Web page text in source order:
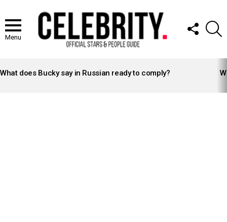
Menu
FOLLOW
US
STORIES
What does Bucky say in Russian ready to comply?